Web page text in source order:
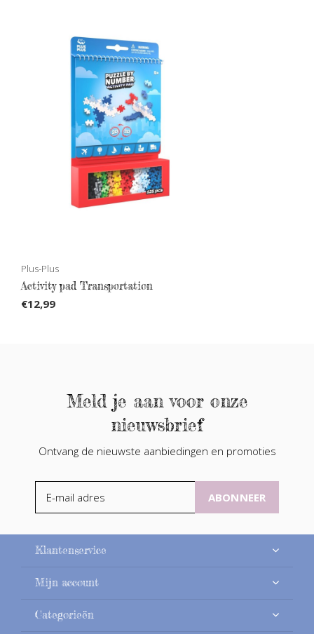
Plus-Plus
Activity pad Transportation
€12,99
Meld je aan voor onze
nieuwsbrief
Ontvang de nieuwste aanbiedingen en promoties
ABONNEER
Klantenservice
Mijn account
Categorieën